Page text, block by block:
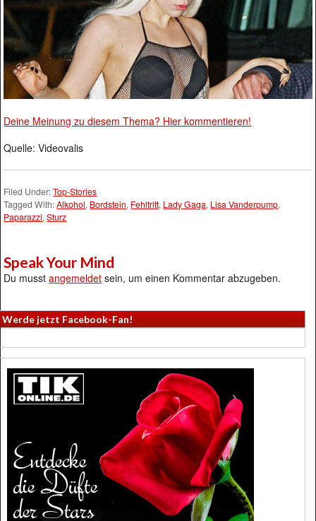
Deine Meinung zu diesem Thema? Hier kommentieren!
Quelle: Videovalis
Filed Under:Top-Stories
Tagged With:Alkohol, Bordstein, Fehltritt, Lady Gaga, Lisa Vanderpump,
Paparazzi,Sturz
Speak Your Mind
Du musstangemeldet sein, um einen Kommentar abzugeben.
Werde jetzt Facebook-Fan!